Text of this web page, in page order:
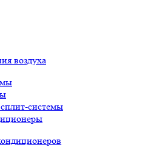
воздуха
системы